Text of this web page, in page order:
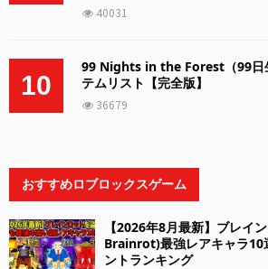
40031
10
99 Nights in the Forest（99日
テムリスト【完全版】
36679
おすすめロブロックスゲーム
【2026年8月最新】ブレイ
Brainrot)最強レアキャラ10
ントランキング